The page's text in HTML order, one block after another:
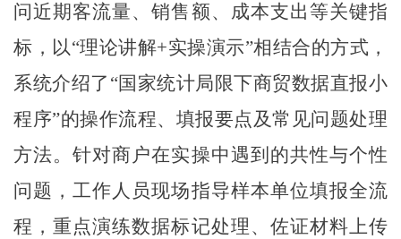
问近期客流量、销售额、成本支出等关键指
标，以“理论讲解+实操演示”相结合的方式，
系统介绍了“国家统计局限下商贸数据直报小
程序”的操作流程、填报要点及常见问题处理
方法。针对商户在实操中遇到的共性与个性
问题，工作人员现场指导样本单位填报全流
程，重点演练数据标记处理、佐证材料上传